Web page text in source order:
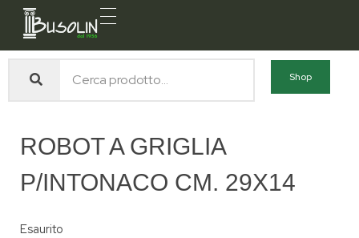
Busolin S.R.L.
Shop
ROBOT A GRIGLIA
P/INTONACO CM. 29X14
Esaurito